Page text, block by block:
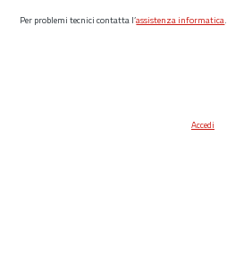
Per problemi tecnici contatta l’assistenza informatica.
Accedi